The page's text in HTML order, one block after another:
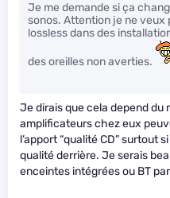
Je me demande si ça
sonos. Attention je ne veux
lossless dans des
des oreilles non averties.
Je dirais que cela depend du
amplificateurs chez eux
l’apport “qualité CD” surtout
qualité derrière. Je serais
enceintes intégrées ou BT